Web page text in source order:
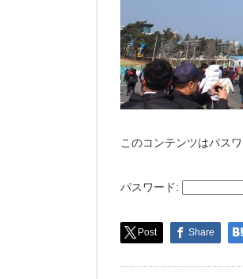
このコンテンツはパス
パスワード:
Post Share